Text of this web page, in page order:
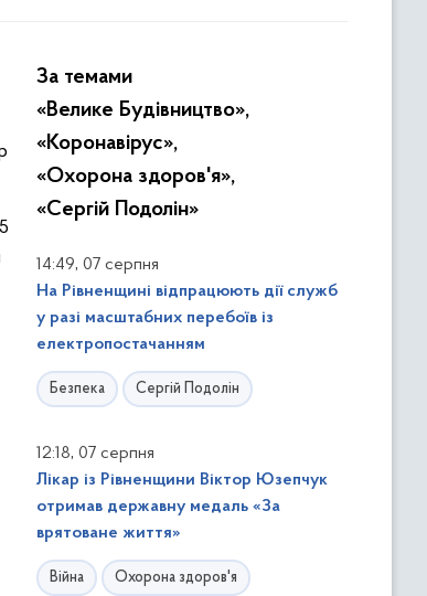
За темами
«Велике Будівництво»,
«Коронавірус»,
«Охорона здоров'я»,
«Сергій Подолін»
14:49, 07 серпня
На Рівненщині відпрацюють дії служб
у разі масштабних перебоїв із
електропостачанням
Безпека Сергій Подолін
12:18, 07 серпня
Лікар із Рівненщини Віктор Юзепчук
отримав державну медаль «За
врятоване життя»
Війна Охорона здоров'я